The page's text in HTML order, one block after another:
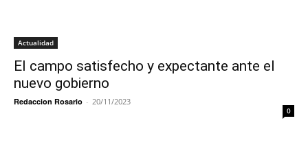
Actualidad
El campo satisfecho y expectante ante el
nuevo gobierno
Redaccion Rosario - 20/11/2023
0